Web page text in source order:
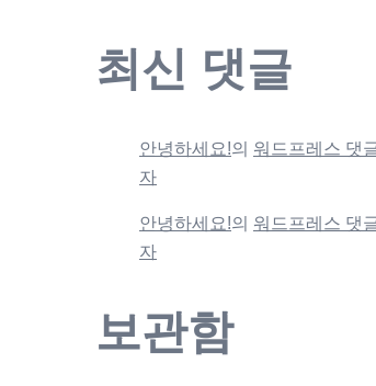
최신 댓글
안녕하세요!의 워드프레스 댓
자
안녕하세요!의 워드프레스 댓
자
보관함